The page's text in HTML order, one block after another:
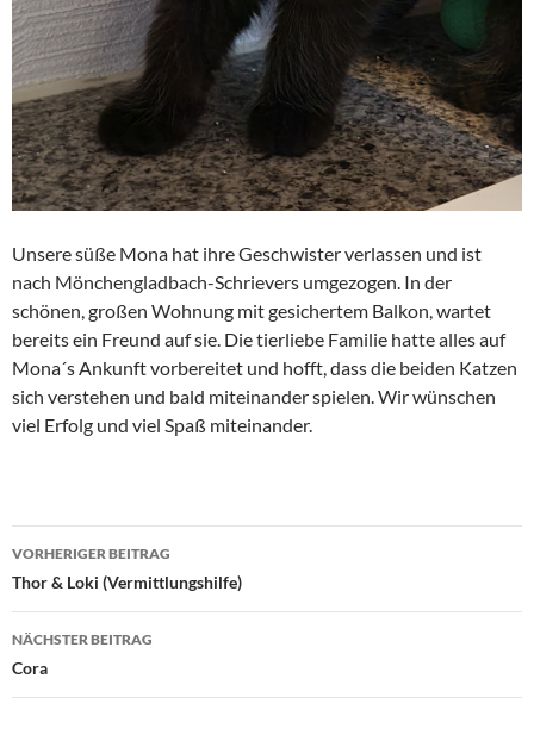
Unsere süße Mona hat ihre Geschwister verlassen und ist
nach Mönchengladbach-Schrievers umgezogen. In der
schönen, großen Wohnung mit gesichertem Balkon, wartet
bereits ein Freund auf sie. Die tierliebe Familie hatte alles auf
Mona´s Ankunft vorbereitet und hofft, dass die beiden Katzen
sich verstehen und bald miteinander spielen. Wir wünschen
viel Erfolg und viel Spaß miteinander.
Beitragsnavigation
VORHERIGER BEITRAG
Thor & Loki (Vermittlungshilfe)
NÄCHSTER BEITRAG
Cora